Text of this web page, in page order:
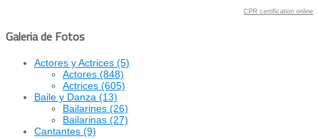
CPR certification online
Galeria de Fotos
Actores y Actrices (5)
Actores (848)
Actrices (605)
Baile y Danza (13)
Bailarines (26)
Bailarinas (27)
Cantantes (9)